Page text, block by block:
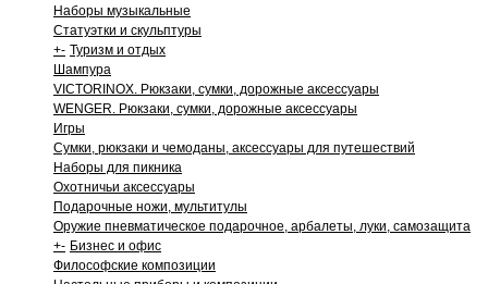
Наборы музыкальные
Статуэтки и скульптуры
+- Туризм и отдых
Шампура
VICTORINOX. Рюкзаки, сумки, дорожные аксессуары
WENGER. Рюкзаки, сумки, дорожные аксессуары
Игры
Сумки, рюкзаки и чемоданы, аксессуары для путешествий
Наборы для пикника
Охотничьи аксессуары
Подарочные ножи, мультитулы
Оружие пневматическое подарочное, арбалеты, луки, самозащита
+- Бизнес и офис
Философские композиции